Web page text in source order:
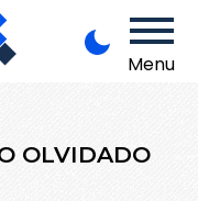
Menu
OLVIDADO